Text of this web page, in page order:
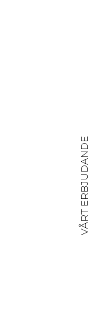
VÅRT ERBJUDANDE